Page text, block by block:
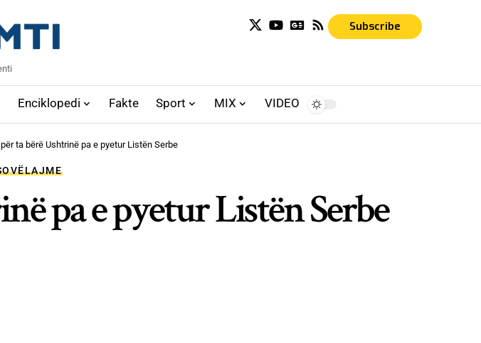
Subscribe
Enciklopedi Fakte Sport MIX VIDEO
ta bërë Ushtrinë pa e pyetur Listën Serbe
LAJME
pa e pyetur Listën Serbe